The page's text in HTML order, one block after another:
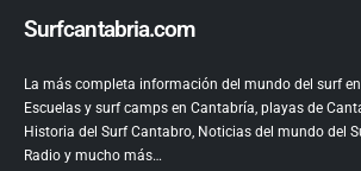
Surfcantabria.com
La más completa información del mundo del surf
Escuelas y surf camps en Cantabría, playas de
Historia del Surf Cantabro, Noticias del mundo del
Radio y mucho más…